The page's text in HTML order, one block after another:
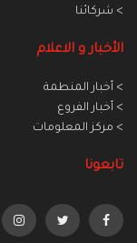
> شركائنا
الأخبار و الاعلام
> أخبار المنطمة
> أخبار الفروع
> مركز المعلومات
تابعونا